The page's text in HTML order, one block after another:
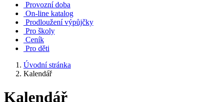
Provozní doba
On-line katalog
Prodloužení výpůjčky
Pro školy
Ceník
Pro děti
Úvodní stránka
Kalendář
Kalendář